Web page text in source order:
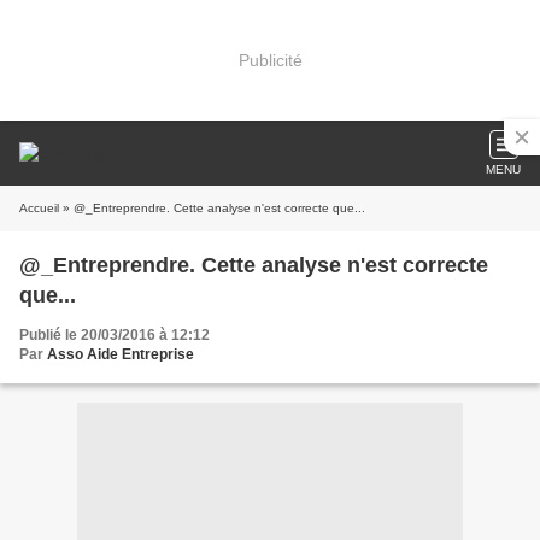
Publicité
MENU
Accueil » @_Entreprendre. Cette analyse n'est correcte que...
@_Entreprendre. Cette analyse n'est correcte
que...
Publié le 20/03/2016 à 12:12
Par Asso Aide Entreprise